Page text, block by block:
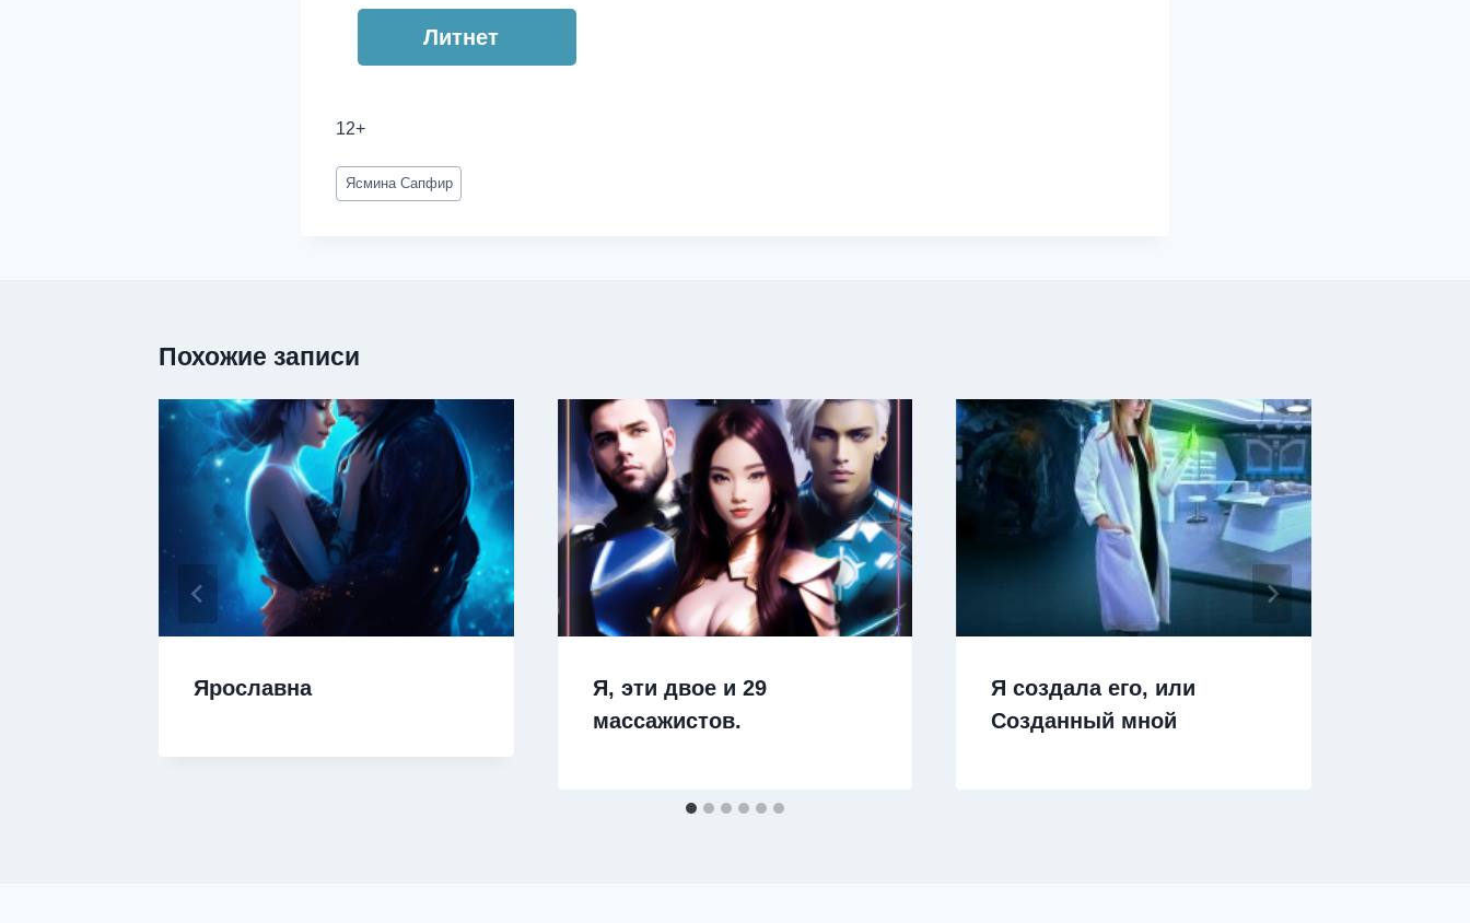
Литнет
12+
Метки
записи:
Ясмина Сапфир
Похожие записи
Ярославна
Я, эти двое и 29
массажистов.
Я создала его, или
Созданный мной